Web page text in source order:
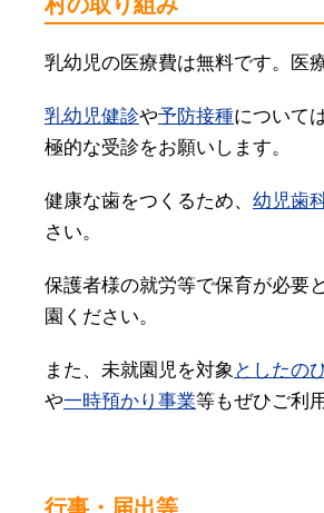
乳幼児の医療費は無料です。医
乳幼児健診や予防接種について
極的な受診をお願いします。
健康な歯をつくるため、 幼児歯
さい。
保護者様の就労等で保育が必要
園ください。
また、未就園児を対象 としたの
や一時預かり事業等もぜひご利
行事・届出等